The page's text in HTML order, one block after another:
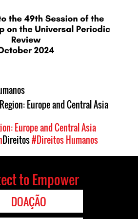
Europe and Central Asia
Europe and Central Asia
Direitos#Direitos Humanos
to Empower
DOAÇÃO